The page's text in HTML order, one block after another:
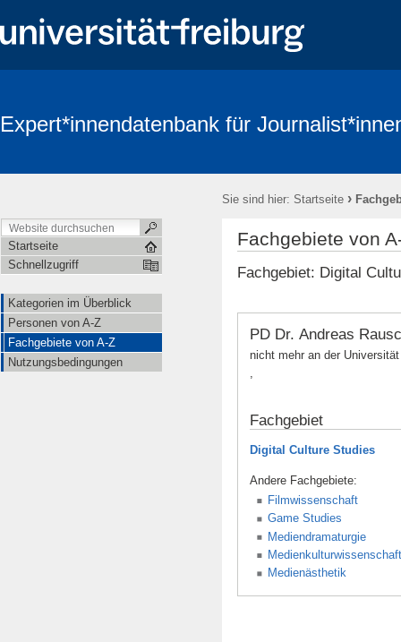
Expert*innendatenbank für
Sie sind hier: Startseite ›
Startseite
Schnellzugriff
Kategorien im Überblick
Personen von A-Z
Fachgebiete von A-Z
Nutzungsbedingungen
Fachgebiete von
Fachgebiet: Digital
PD Dr. Andreas
nicht mehr an der
,
Fachgebiet
Digital Culture Studies
Andere Fachgebiete:
Filmwissenschaft
Game Studies
Mediendramaturgie
Medienästhetik